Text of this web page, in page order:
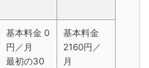
基本料金 0
円／月
最初の30
基本料金
2160円／
月